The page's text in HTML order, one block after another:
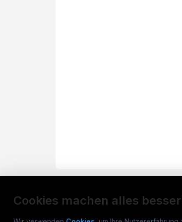
Cookies machen alles